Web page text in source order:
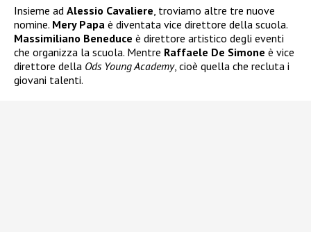
Insieme ad Alessio Cavaliere , troviamo altre tre nuove
nomine. Mery Papa è diventata vice direttore della scuola.
Massimiliano Beneduce è direttore artistico degli eventi
che organizza la scuola. Mentre Raffaele De Simone è vice
direttore della Ods Young Academy, cioè quella che recluta i
giovani talenti.